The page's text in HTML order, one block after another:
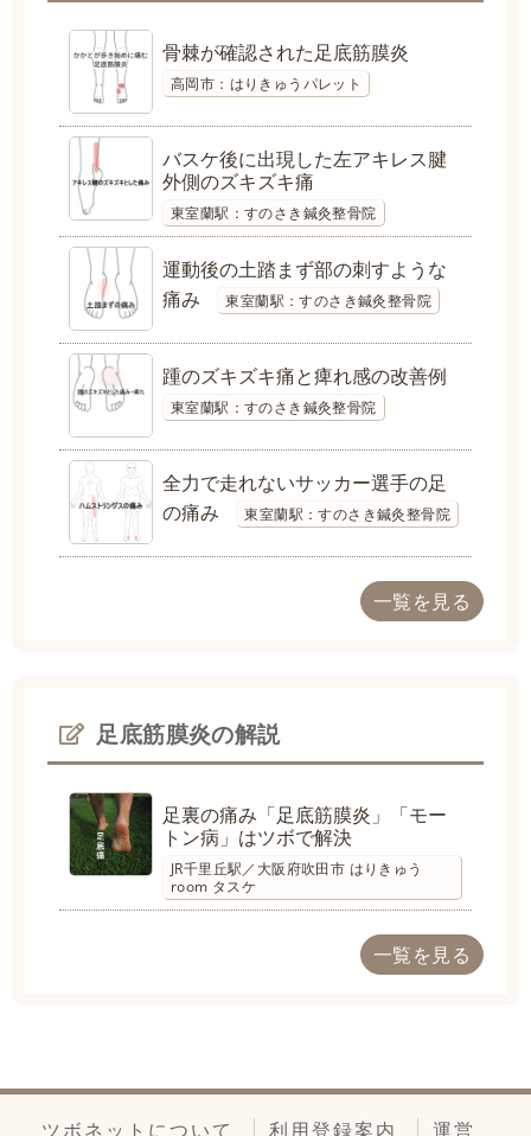
骨棘が確認された足底筋膜炎
高岡市：はりきゅうパレット
バスケ後に出現した左アキレス腱
外側のズキズキ痛
東室蘭駅：すのさき鍼灸整骨院
運動後の土踏まず部の刺すような
痛み
東室蘭駅：すのさき鍼灸整骨院
踵のズキズキ痛と痺れ感の改善例
東室蘭駅：すのさき鍼灸整骨院
全力で走れないサッカー選手の足
の痛み
東室蘭駅：すのさき鍼灸整骨院
一覧を見る
足底筋膜炎の解説
足裏の痛み「足底筋膜炎」「モー
トン病」はツボで解決
JR千里丘駅／大阪府吹田市 はりきゅう
room タスケ
一覧を見る
ツボネットについて 利用登録案内 運営